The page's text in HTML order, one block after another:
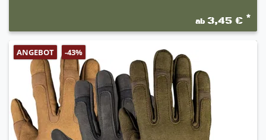
ab3,45 € *
ANGEBOT -43%